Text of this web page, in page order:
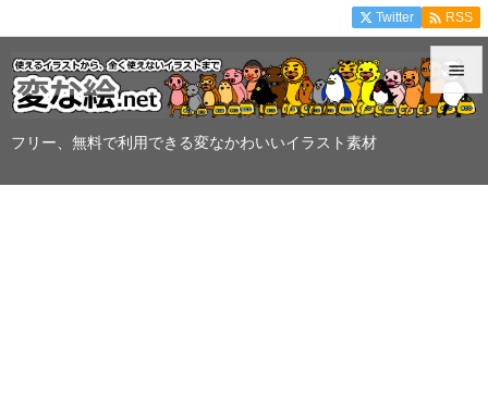
フリー、無料で利用できる変なかわいいイラスト素材


Twitter  RSS